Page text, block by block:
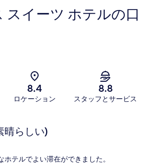
スイーツ ホテルの口
8.4
ロケーション
8.8
スタッフとサービス
晴らしい)
ホテルでよい滞在ができました。